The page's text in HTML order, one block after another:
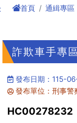
首頁 通緝專區
詐欺車手專
發布日期：115-
發布單位：刑事警
HC00278232